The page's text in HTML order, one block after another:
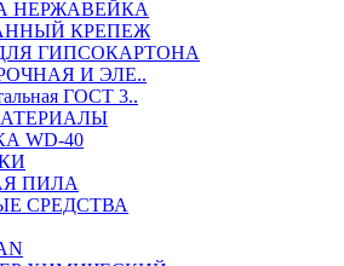
НЕРЖАВЕЙКА
КРЕПЕЖ
ГИПСОКАРТОНА
И ЭЛЕ..
ГОСТ 3..
WD-40
ПИЛА
СРЕДСТВА